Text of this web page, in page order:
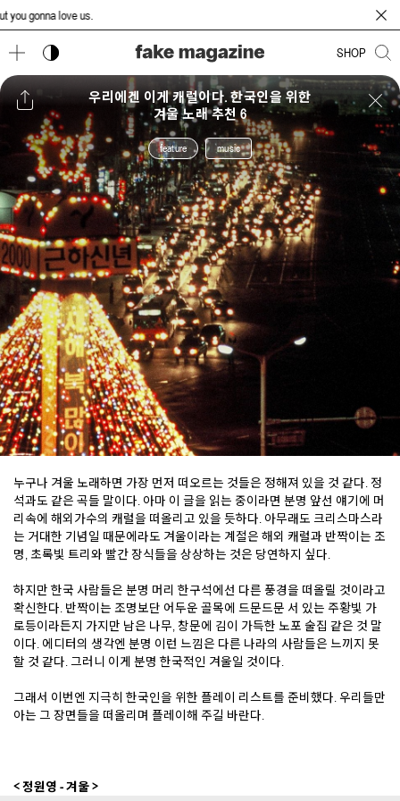
gonna love us.
다크 모드 토글 SHOP
우리에겐 이게 캐럴이다. 한국인을 위한
겨울 노래 추천 6
feature music
누구나 겨울 노래하면 가장 먼저 떠오르는 것들은 정해져 있을 것 같다. 정
석과도 같은 곡들 말이다. 아마 이 글을 읽는 중이라면 분명 앞선 얘기에 머
리속에 해외가수의 캐럴을 떠올리고 있을 듯하다. 아무래도 크리스마스라
는 거대한 기념일 때문에라도 겨울이라는 계절은 해외 캐럴과 반짝이는 조
명, 초록빛 트리와 빨간 장식들을 상상하는 것은 당연하지 싶다.
하지만 한국 사람들은 분명 머리 한구석에선 다른 풍경을 떠올릴 것이라고
확신한다. 반짝이는 조명보단 어두운 골목에 드문드문 서 있는 주황빛 가
로등이라든지 가지만 남은 나무, 창문에 김이 가득한 노포 술집 같은 것 말
이다. 에디터의 생각엔 분명 이런 느낌은 다른 나라의 사람들은 느끼지 못
할 것 같다. 그러니 이게 분명 한국적인 겨울일 것이다.
그래서 이번엔 지극히 한국인을 위한 플레이 리스트를 준비했다. 우리들만
아는 그 장면들을 떠올리며 플레이해 주길 바란다.
< 정원영 - 겨울 >